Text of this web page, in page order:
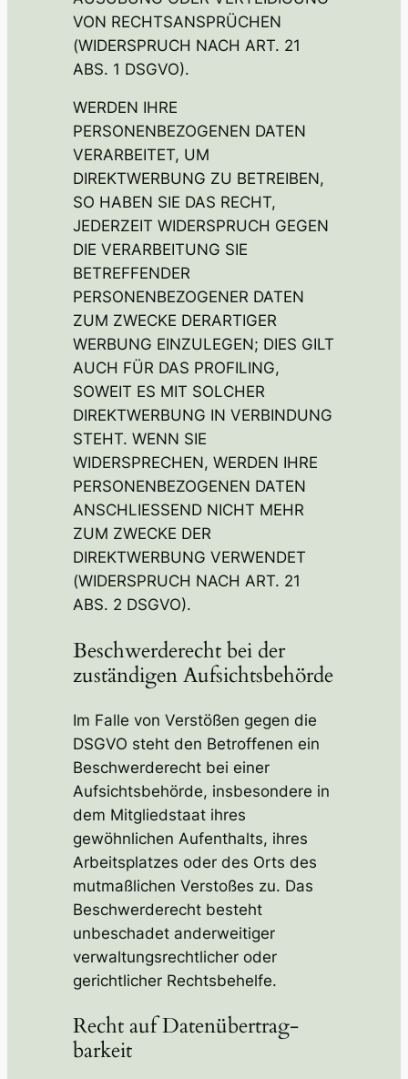
VON RECHTSANSPRÜCHEN
(WIDERSPRUCH NACH ART. 21
ABS. 1 DSGVO).
WERDEN IHRE
PERSONENBEZOGENEN DATEN
VERARBEITET, UM
DIREKTWERBUNG ZU BETREIBEN,
SO HABEN SIE DAS RECHT,
JEDERZEIT WIDERSPRUCH GEGEN
DIE VERARBEITUNG SIE
BETREFFENDER
PERSONENBEZOGENER DATEN
ZUM ZWECKE DERARTIGER
WERBUNG EINZULEGEN; DIES GILT
AUCH FÜR DAS PROFILING,
SOWEIT ES MIT SOLCHER
DIREKTWERBUNG IN VERBINDUNG
STEHT. WENN SIE
WIDERSPRECHEN, WERDEN IHRE
PERSONENBEZOGENEN DATEN
ANSCHLIESSEND NICHT MEHR
ZUM ZWECKE DER
DIREKTWERBUNG VERWENDET
(WIDERSPRUCH NACH ART. 21
ABS. 2 DSGVO).
Beschwerde­recht bei der
zuständigen Aufsichts­behörde
Im Falle von Verstößen gegen die
DSGVO steht den Betroffenen ein
Beschwerderecht bei einer
Aufsichtsbehörde, insbesondere in
dem Mitgliedstaat ihres
gewöhnlichen Aufenthalts, ihres
Arbeitsplatzes oder des Orts des
mutmaßlichen Verstoßes zu. Das
Beschwerderecht besteht
unbeschadet anderweitiger
verwaltungsrechtlicher oder
gerichtlicher Rechtsbehelfe.
Recht auf Daten­übertrag­
barkeit